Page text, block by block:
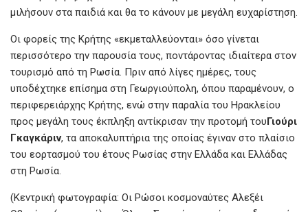
μιλήσουν στα παιδιά και θα το κάνουν με μεγάλη ευχαρίστηση.
Οι φορείς της Κρήτης «εκμεταλλεύονται» όσο γίνεται
περισσότερο την παρουσία τους, ποντάροντας ιδιαίτερα στον
τουρισμό από τη Ρωσία. Πριν από λίγες ημέρες, τους
υποδέχτηκε επίσημα στη Γεωργιούπολη, όπου παραμένουν, ο
περιφερειάρχης Κρήτης, ενώ στην παραλία του Ηρακλείου
προς μεγάλη τους έκπληξη αντίκρισαν την προτομή τουΓιούρι
Γκαγκάριν, τα αποκαλυπτήρια της οποίας έγιναν στο πλαίσιο
του εορτασμού του έτους Ρωσίας στην Ελλάδα και Ελλάδας
στη Ρωσία.
(Κεντρική φωτογραφία: Οι Ρώσοι κοσμοναύτες Αλεξέι